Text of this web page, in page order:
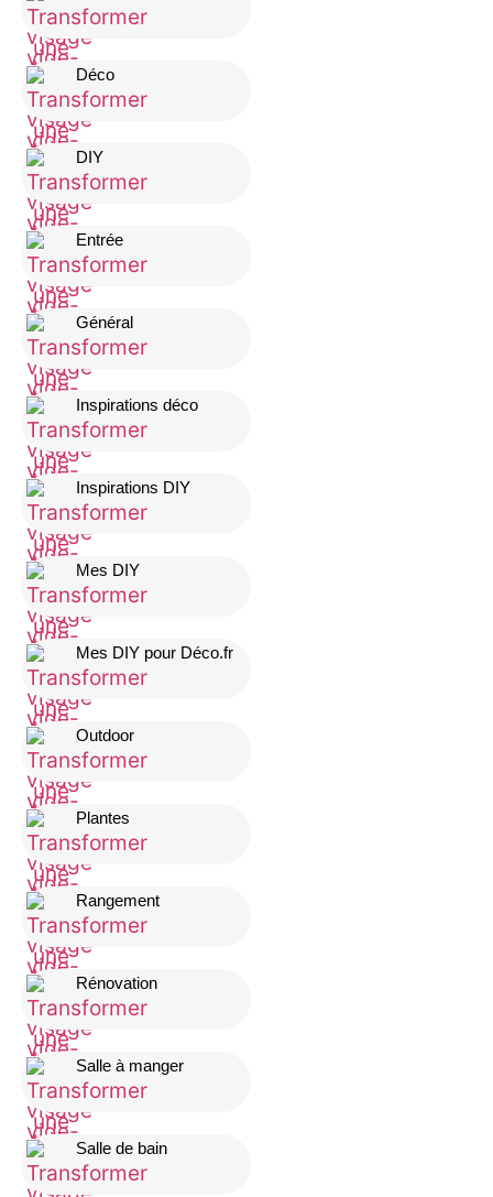
Déco
DIY
Entrée
Général
Inspirations déco
Inspirations DIY
Mes DIY
Mes DIY pour Déco.fr
Outdoor
Plantes
Rangement
Rénovation
Salle à manger
Salle de bain